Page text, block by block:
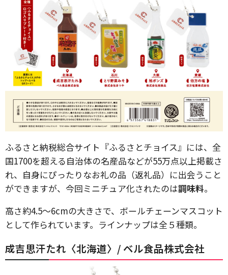
ふるさと納税総合サイト『ふるさとチョイス』には、全
国1700を超える自治体の名産品などが55万点以上掲載さ
れ、自身にぴったりなお礼の品（返礼品）に出会うこと
ができますが、今回ミニチュア化されたのは調味料。
高さ約4.5〜6cmの大きさで、ボールチェーンマスコット
として作られています。ラインナップは全５種類。
成吉思汗たれ〈北海道〉/ ベル食品株式会社